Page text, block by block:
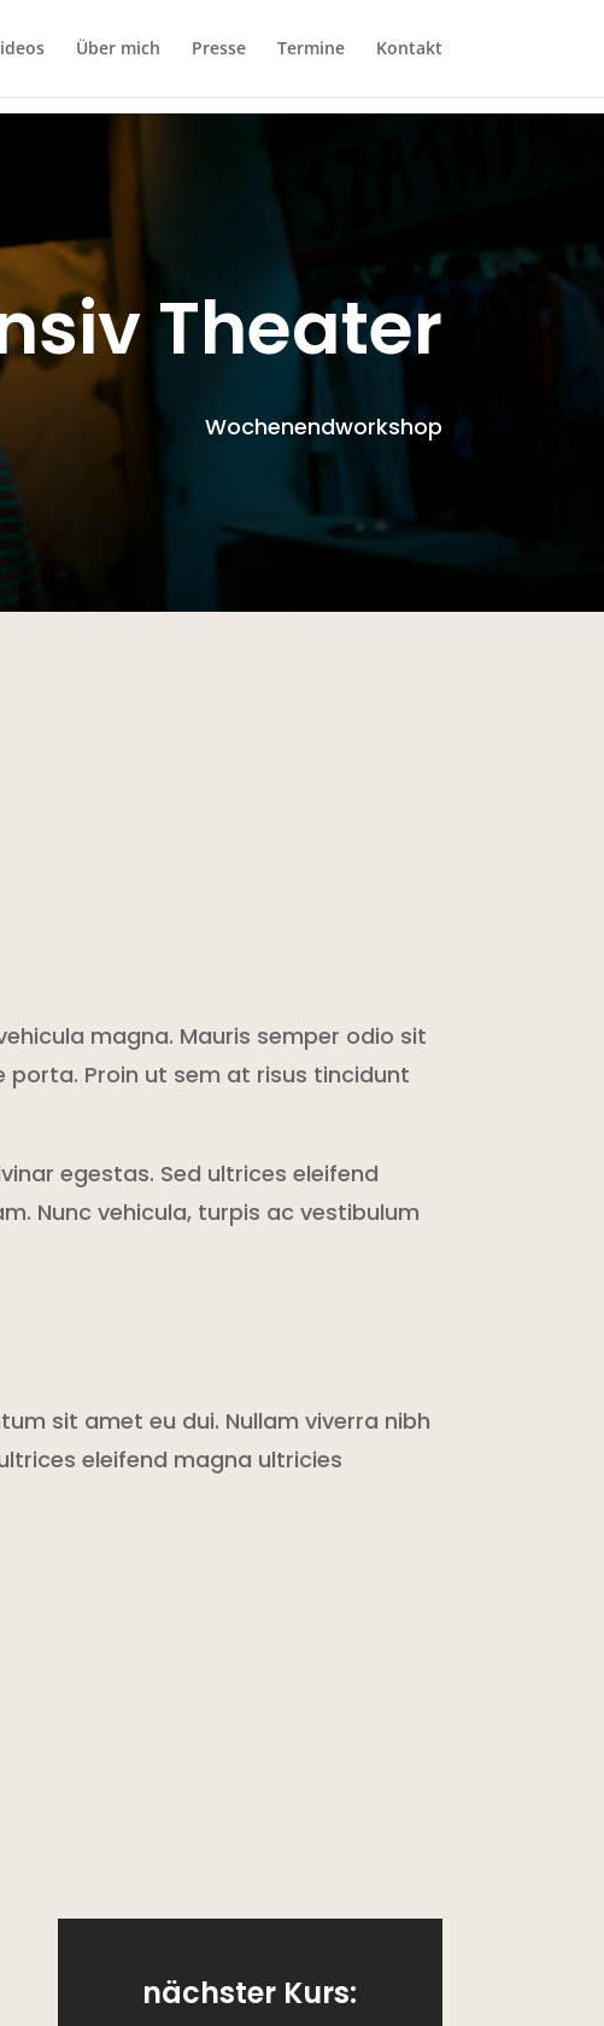
Über mich Presse Termine Kontakt
Theater
Wochenendworkshop
magna. Mauris semper odio sit
porta. Proin ut sem at risus tincidunt
egestas. Sed ultrices eleifend
Nunc vehicula, turpis ac vestibulum
sit amet eu dui. Nullam viverra nibh
eleifend magna ultricies
nächster Kurs: